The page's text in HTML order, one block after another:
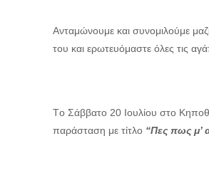
Ανταμώνουμε και συνομιλούμε
του και ερωτευόμαστε όλες τις
Τo Σάββατο 20 Ιουλίου στο
παράσταση με τίτλο “Πες πως μ’